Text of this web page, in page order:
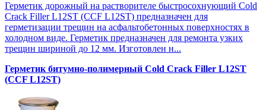
Герметик дорожный на растворителе быстросохнующий Cold
Crack Filler L12SТ (CCF L12SТ) предназначен для
герметизации трещин на асфальтобетонных поверхностях в
холодном виде. Герметик предназначен для ремонта узких
трещин шириной до 12 мм. Изготовлен н...
Герметик битумно-полимерный Cold Crack Filler L12SТ
(CCF L12SТ)